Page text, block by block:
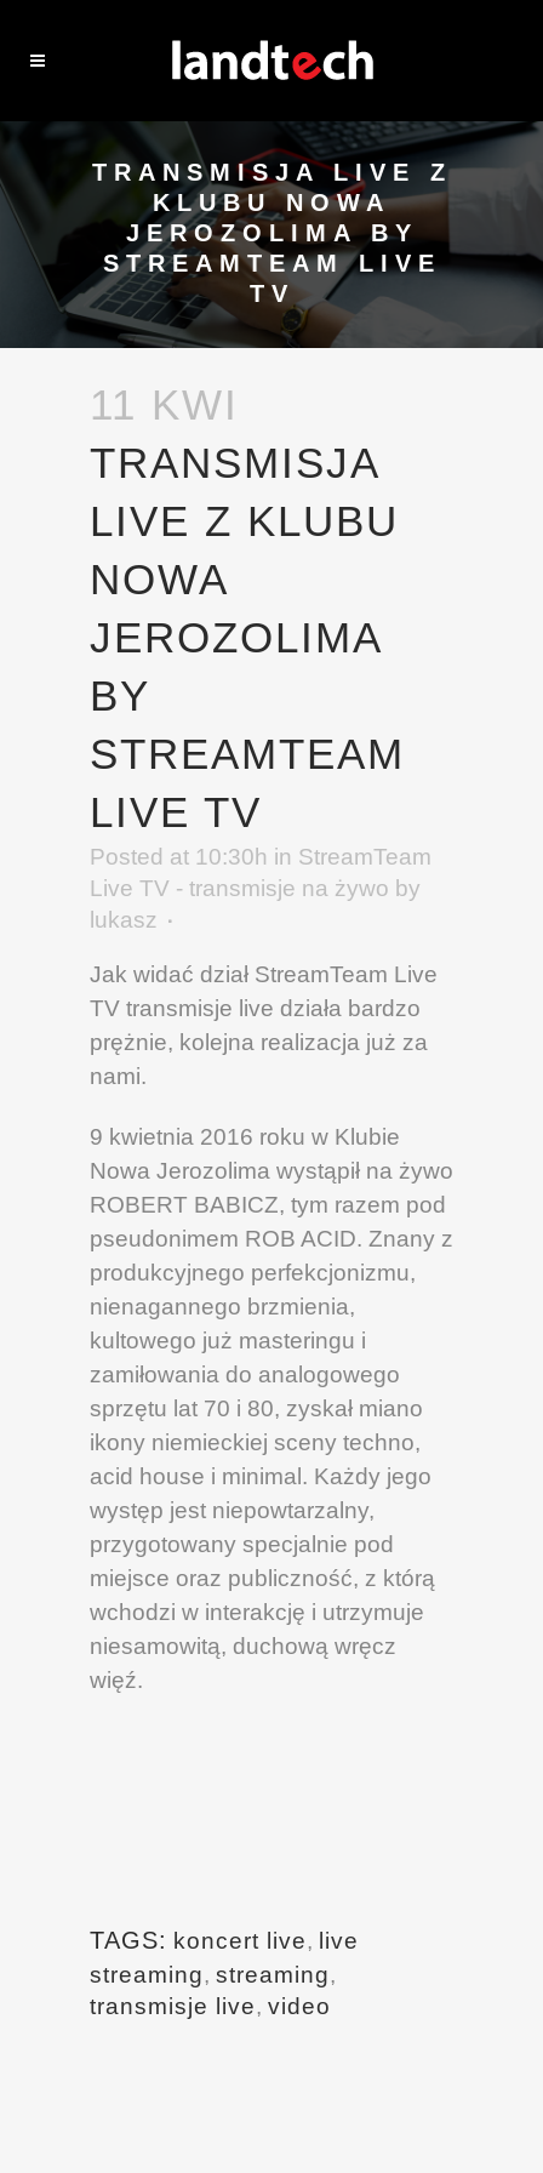
TRANSMISJA LIVE Z
KLUBU NOWA
JEROZOLIMA BY
STREAMTEAM LIVE
TV
11 KWI
TRANSMISJA
LIVE Z KLUBU
NOWA
JEROZOLIMA
BY
STREAMTEAM
LIVE TV
Posted at 10:30h in StreamTeam
Live TV - transmisje na żywo by
lukasz
Jak widać dział StreamTeam Live
TV transmisje live działa bardzo
prężnie, kolejna realizacja już za
nami.
9 kwietnia 2016 roku w Klubie
Nowa Jerozolima wystąpił na żywo
ROBERT BABICZ, tym razem pod
pseudonimem ROB ACID. Znany z
produkcyjnego perfekcjonizmu,
nienagannego brzmienia,
kultowego już masteringu i
zamiłowania do analogowego
sprzętu lat 70 i 80, zyskał miano
ikony niemieckiej sceny techno,
acid house i minimal. Każdy jego
występ jest niepowtarzalny,
przygotowany specjalnie pod
miejsce oraz publiczność, z którą
wchodzi w interakcję i utrzymuje
niesamowitą, duchową wręcz
więź.
TAGS: koncert live, live
streaming, streaming,
transmisje live, video